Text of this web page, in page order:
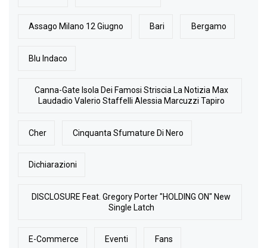
Assago Milano 12 Giugno Bari Bergamo
Blu Indaco
Canna-Gate Isola Dei Famosi Striscia La Notizia Max
Laudadio Valerio Staffelli Alessia Marcuzzi Tapiro
Cher Cinquanta Sfumature Di Nero
Dichiarazioni
DISCLOSURE Feat. Gregory Porter "HOLDING ON" New
Single Latch
E-Commerce Eventi Fans